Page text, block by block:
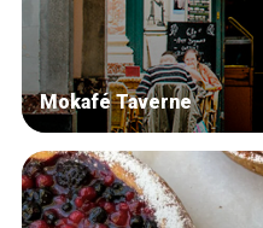
Mokafé Taverne